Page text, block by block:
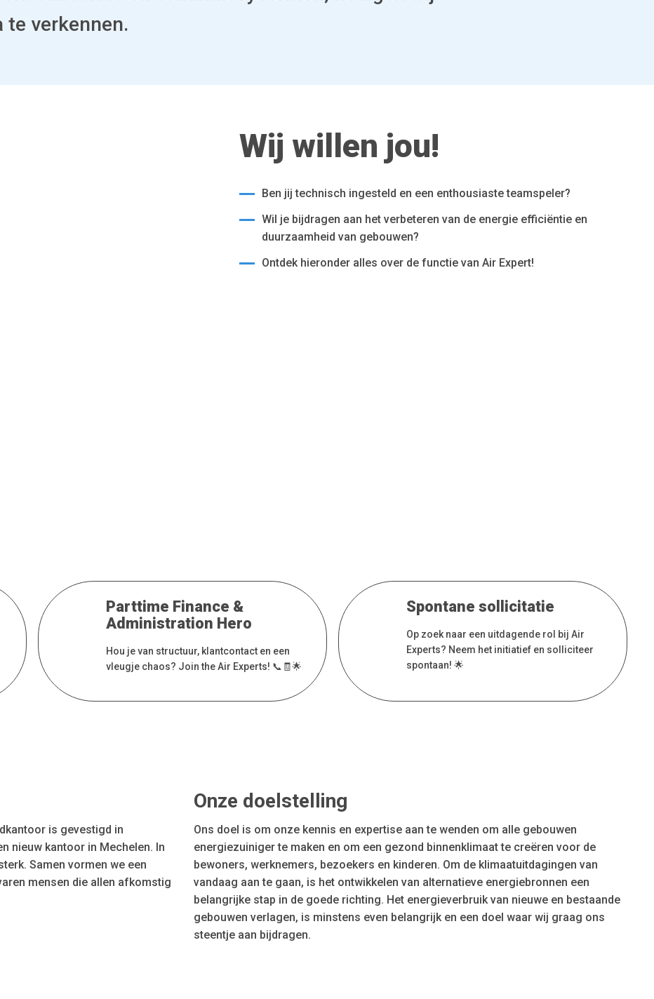
te verkennen.
Wij willen jou!
Ben jij technisch ingesteld en een enthousiaste teamspeler?
Wil je bijdragen aan het verbeteren van de energie efficiëntie en
duurzaamheid van gebouwen?
Ontdek hieronder alles over de functie van Air Expert!
Parttime Finance &
Administration Hero
Hou je van structuur, klantcontact en een
vleugje chaos? Join the Air Experts! 📞🧾🌟
Spontane sollicitatie
Op zoek naar een uitdagende rol bij Air
Experts? Neem het initiatief en solliciteer
spontaan! 🌟
is gevestigd in
nieuw kantoor in Mechelen. In
Samen vormen we een
mensen die allen afkomstig
Onze doelstelling
Ons doel is om onze kennis en expertise aan te wenden om alle gebouwen
energiezuiniger te maken en om een gezond binnenklimaat te creëren voor de
bewoners, werknemers, bezoekers en kinderen. Om de klimaatuitdagingen van
vandaag aan te gaan, is het ontwikkelen van alternatieve energiebronnen een
belangrijke stap in de goede richting. Het energieverbruik van nieuwe en bestaande
gebouwen verlagen, is minstens even belangrijk en een doel waar wij graag ons
steentje aan bijdragen.